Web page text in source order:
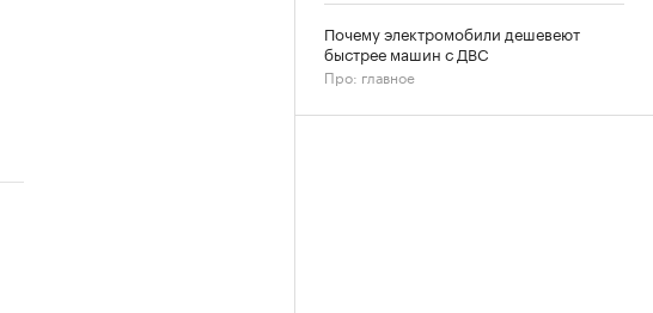
Почему электромобили дешевеют
быстрее машин с ДВС
Про: главное